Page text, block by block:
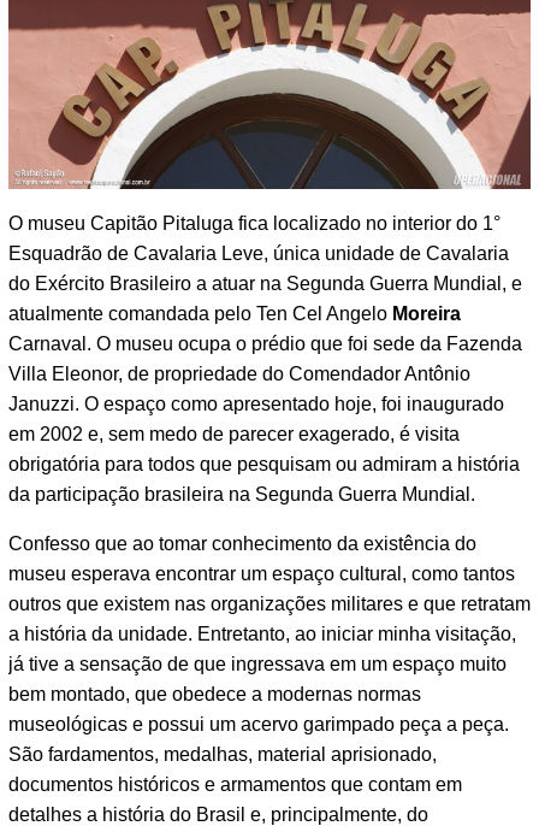
O museu Capitão Pitaluga fica localizado no interior do 1°
Esquadrão de Cavalaria Leve, única unidade de Cavalaria
do Exército Brasileiro a atuar na Segunda Guerra Mundial, e
atualmente comandada pelo Ten Cel Angelo Moreira
Carnaval. O museu ocupa o prédio que foi sede da Fazenda
Villa Eleonor, de propriedade do Comendador Antônio
Januzzi. O espaço como apresentado hoje, foi inaugurado
em 2002 e, sem medo de parecer exagerado, é visita
obrigatória para todos que pesquisam ou admiram a história
da participação brasileira na Segunda Guerra Mundial.
Confesso que ao tomar conhecimento da existência do
museu esperava encontrar um espaço cultural, como tantos
outros que existem nas organizações militares e que retratam
a história da unidade. Entretanto, ao iniciar minha visitação,
já tive a sensação de que ingressava em um espaço muito
bem montado, que obedece a modernas normas
museológicas e possui um acervo garimpado peça a peça.
São fardamentos, medalhas, material aprisionado,
documentos históricos e armamentos que contam em
detalhes a história do Brasil e, principalmente, do